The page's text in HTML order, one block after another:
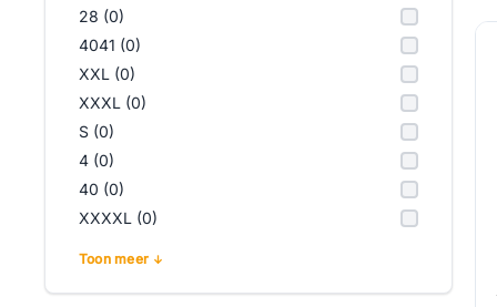
28 (0)
4041 (0)
XXL (0)
XXXL (0)
S (0)
4 (0)
40 (0)
XXXXL (0)
Toon meer